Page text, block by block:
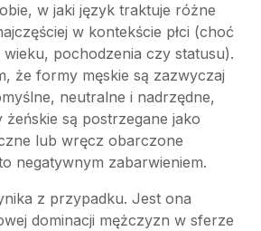
w jaki język traktuje różne
w kontekście płci (choć
pochodzenia czy statusu).
że formy męskie są zazwyczaj
neutralne i nadrzędne,
są postrzegane jako
lub wręcz obarczone
negatywnym zabarwieniem.
z przypadku. Jest ona
dominacji mężczyzn w sferze